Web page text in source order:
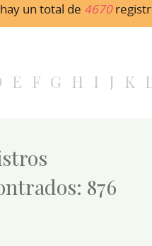
un total de 4670
E F G H I J K
876